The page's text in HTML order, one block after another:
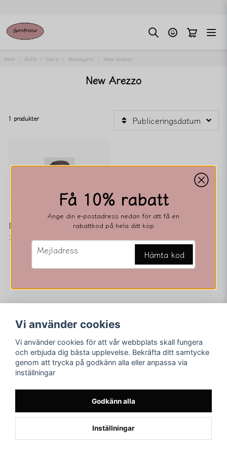
Hem Butik Garn Blandgarn New Arezzo
New Arezzo
1 produkter Publiceringsdatum
New Arezzo
37 kr
Få 10% rabatt
Ange din e-postadress nedan för att få en
rabattkod på hela ditt köp
email
Mejladress Hämta kod
Följ oss
Facebook
Instagram
Merving Innovation
Orgnr. 559116-3851
Adress: Jägarestigen 7
E-post:
asamerving@hotmail.com
Vi använder cookies
Vi använder cookies för att vår webbplats skall fungera
och erbjuda dig bästa upplevelse. Bekräfta ditt samtycke
genom att trycka på godkänn alla eller anpassa via
inställningar
Godkänn alla
Inställningar